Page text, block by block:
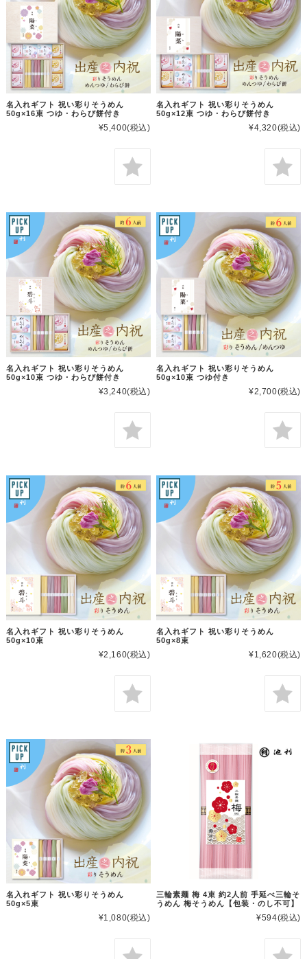
名入れギフト 祝い彩りそうめん
50g×16束 つゆ・わらび餅付き
¥5,400(税込)
名入れギフト 祝い彩りそうめん
50g×12束 つゆ・わらび餅付き
¥4,320(税込)
名入れギフト 祝い彩りそうめん
50g×10束 つゆ・わらび餅付き
¥3,240(税込)
名入れギフト 祝い彩りそうめん
50g×10束 つゆ付き
¥2,700(税込)
名入れギフト 祝い彩りそうめん
50g×10束
¥2,160(税込)
名入れギフト 祝い彩りそうめん
50g×8束
¥1,620(税込)
名入れギフト 祝い彩りそうめん
50g×5束
¥1,080(税込)
三輪素麺 梅 4束 約2人前 手延べ三輪そ
うめん 梅そうめん【包装・のし不可】
¥594(税込)